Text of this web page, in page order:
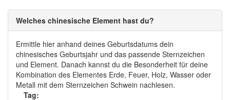
Welches chinesische Element hast du?
Ermittle hier anhand deines Geburtsdatums dein
chinesisches Geburtsjahr und das passende Sternzeichen
und Element. Danach kannst du die Besonderheit für deine
Kombination des Elementes Erde, Feuer, Holz, Wasser oder
Metall mit dem Sternzeichen Schwein nachlesen.
Tag: